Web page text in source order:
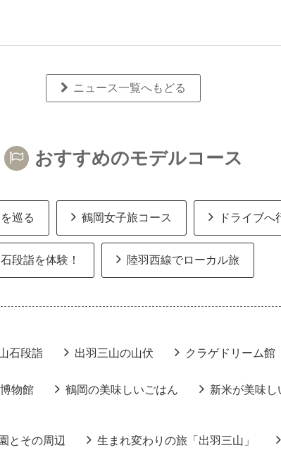
ニュース一覧へもどる
おすすめのモデルコース
巡る 鶴岡女子旅コース ドライブへ
段詣を体験！ 陸羽西線でローカル旅
石段詣 出羽三山の山伏 クラゲドリーム館
物館 鶴岡の美味しいごはん 新米が美味
とその周辺 生まれ変わりの旅「出羽三山」